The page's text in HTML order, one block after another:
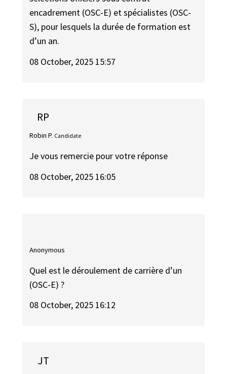
encadrement (OSC-E) et spécialistes (OSC-
S), pour lesquels la durée de formation est
d’un an.
08 October, 2025 15:57
RP
Robin P. Candidate
Je vous remercie pour votre réponse
08 October, 2025 16:05
Anonymous
Quel est le déroulement de carrière d’un
(OSC-E) ?
08 October, 2025 16:12
JT